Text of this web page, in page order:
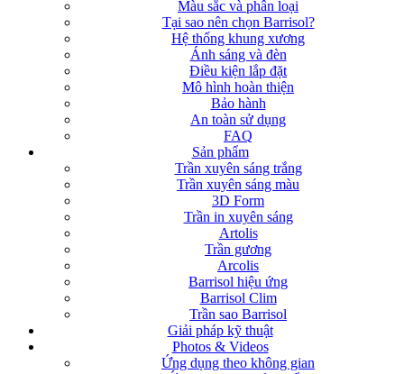
Màu sắc và phân loại
Tại sao nên chọn Barrisol?
Hệ thống khung xương
Ánh sáng và đèn
Điều kiện lắp đặt
Mô hình hoàn thiện
Bảo hành
An toàn sử dụng
FAQ
Sản phẩm
Trần xuyên sáng trắng
Trần xuyên sáng màu
3D Form
Trần in xuyên sáng
Artolis
Trần gương
Arcolis
Barrisol hiệu ứng
Barrisol Clim
Trần sao Barrisol
Giải pháp kỹ thuật
Photos & Videos
Ứng dụng theo không gian